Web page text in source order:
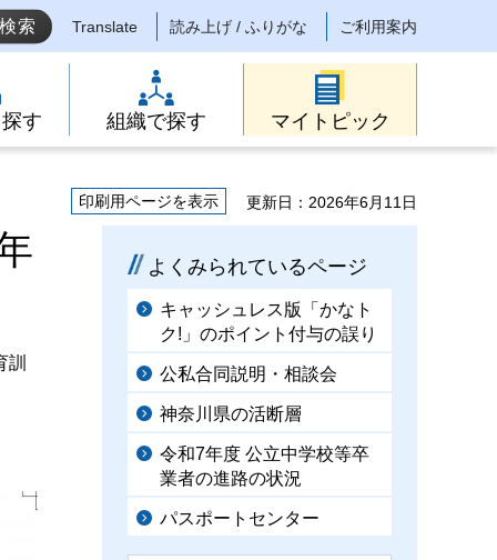
Translate 読み上げ / ふりがな ご利用案内
す 組織で探す マイトピック
印刷用ページを表示 更新日：2026年6月11日
よくみられているページ
キャッシュレス版「かなト
ク!」のポイント付与の誤り
公私合同説明・相談会
神奈川県の活断層
令和7年度 公立中学校等卒
業者の進路の状況
パスポートセンター